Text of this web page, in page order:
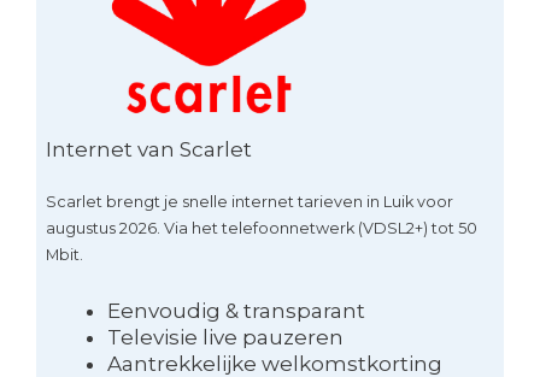
Internet van Scarlet
Scarlet brengt je snelle internet tarieven in Luik voor
augustus 2026. Via het telefoonnetwerk (VDSL2+) tot 50
Mbit.
Eenvoudig & transparant
Televisie live pauzeren
Aantrekkelijke welkomstkorting